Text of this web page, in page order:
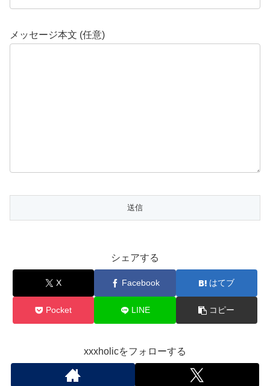
メッセージ本文 (任意)
シェアする
X Facebook はてブ
Pocket LINE コピー
xxxholicをフォローする